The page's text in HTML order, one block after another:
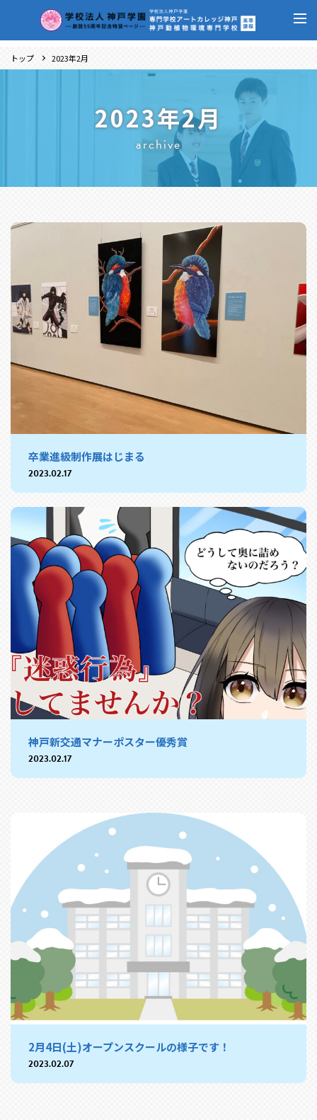
トップ 2023年2月
2023年2月
archive
卒業進級制作展はじまる
2023.02.17
神戸新交通マナーポスター優秀賞
2023.02.17
2月4日(土)オープンスクールの様子です！
2023.02.07